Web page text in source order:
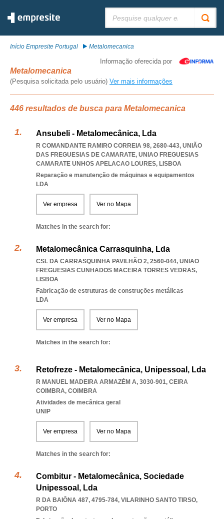
Início Empresite Portugal Metalomecanica
Informação oferecida por
Metalomecanica
(Pesquisa solicitada pelo usuário) Ver mais informações
446 resultados de busca para Metalomecanica
Ansubeli - Metalomecânica, Lda
R COMANDANTE RAMIRO CORREIA 98, 2680-443, UNIÃO
DAS FREGUESIAS DE CAMARATE, UNIAO FREGUESIAS
CAMARATE UNHOS APELACAO LOURES, LISBOA
Reparação e manutenção de máquinas e equipamentos
LDA
Ver empresa Ver no Mapa
Matches in the search for:
Metalomecânica Carrasquinha, Lda
CSL DA CARRASQUINHA PAVILHÃO 2, 2560-044, UNIAO
FREGUESIAS CUNHADOS MACEIRA TORRES VEDRAS,
LISBOA
Fabricação de estruturas de construções metálicas
LDA
Ver empresa Ver no Mapa
Matches in the search for:
Retofreze - Metalomecânica, Unipessoal, Lda
R MANUEL MADEIRA ARMAZÉM A, 3030-901, CEIRA
COIMBRA, COIMBRA
Atividades de mecânica geral
UNIP
Ver empresa Ver no Mapa
Matches in the search for:
Combitur - Metalomecânica, Sociedade
Unipessoal, Lda
R DA BAIÔNA 487, 4795-784, VILARINHO SANTO TIRSO,
PORTO